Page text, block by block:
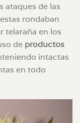
ataques de las
rondaban
telaraña en los
de productos
intactas
en todo